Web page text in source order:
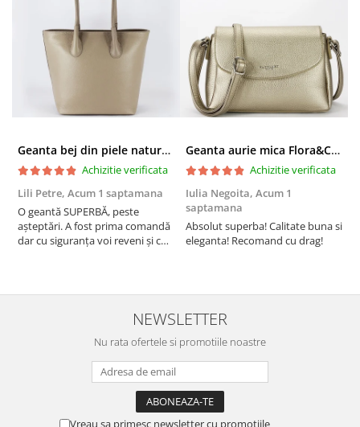
Geanta bej din piele naturala 8966 123
Achizitie verificata
Lili Petre, Acum 1 saptamana
O geantă SUPERBĂ, peste
așteptări. A fost prima comandă
dar cu siguranța voi reveni și cu
doua zi). RECOMAND SOFILINE!!!
Geanta aurie mica Flora&CO Paris H6930 16
Achizitie verificata
Iulia Negoita, Acum 1
saptamana
Absolut superba! Calitate buna si
eleganta! Recomand cu drag!
NEWSLETTER
Nu rata ofertele si promotiile noastre
Vreau sa primesc newsletter cu promotiile